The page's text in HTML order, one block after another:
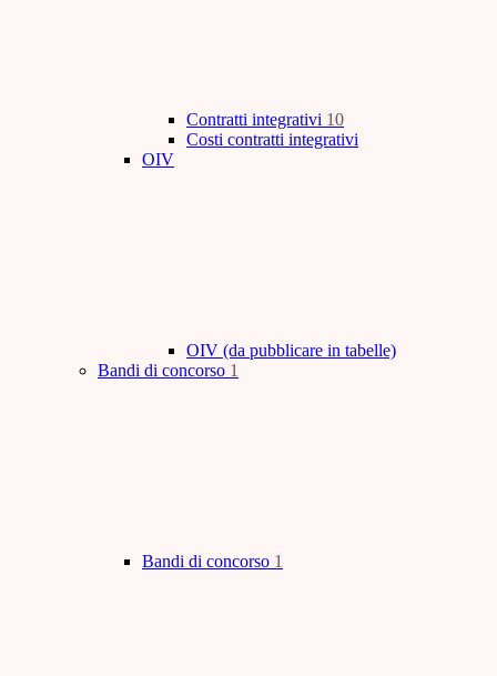
Contratti integrativi 10
Costi contratti integrativi
OIV
OIV (da pubblicare in tabelle)
Bandi di concorso 1
Bandi di concorso 1